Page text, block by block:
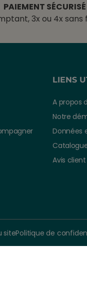
€TTC
PAIEMENT SÉCURISÉ
3x ou 4x sans
LIENS
A propos
Notre
Données
Avis client
sitePolitique de